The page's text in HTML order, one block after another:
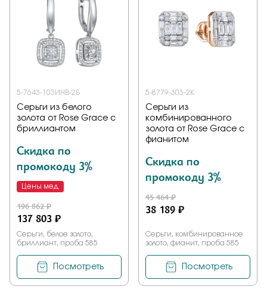
5-7643-103ИНВ-2Б
Серьги из белого
золота от Rose Grace с
бриллиантом
Скидка по
промокоду 3%
Цены мед
196 862 ₽
137 803 ₽
Серьги, белое золото,
бриллиант, проба 585
Посмотреть
5-8779-303-2К
Серьги из
комбинированного
золота от Rose Grace с
фианитом
Скидка по
промокоду 3%
45 464 ₽
38 189 ₽
Серьги, комбинированное
золото, фианит, проба 585
Посмотреть